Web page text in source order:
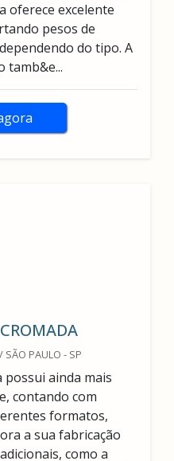
oferece excelente
pesos de
do tipo. A
tamb&e...
SÃO PAULO - SP
possui ainda mais
contando com
formatos,
a sua fabricação
como a